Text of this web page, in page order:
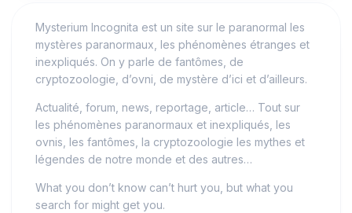
Mysterium Incognita est un site sur le paranormal les
mystères paranormaux, les phénomènes étranges et
inexpliqués. On y parle de fantômes, de
cryptozoologie, d’ovni, de mystère d’ici et d’ailleurs.
Actualité, forum, news, reportage, article… Tout sur
les phénomènes paranormaux et inexpliqués, les
ovnis, les fantômes, la cryptozoologie les mythes et
légendes de notre monde et des autres…
What you don’t know can’t hurt you, but what you
search for might get you.